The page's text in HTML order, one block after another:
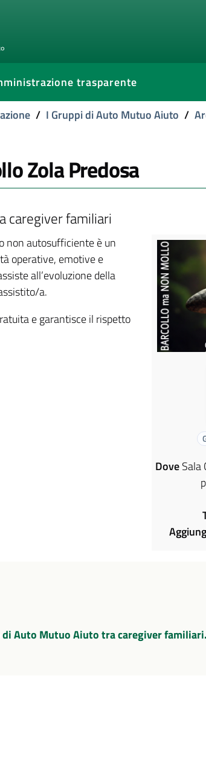
trasparente
/ I Gruppi di Auto Mutuo Aiuto /
Zola Predosa
caregiver familiari
Dove Sala
non autosufficiente è un
operative, emotive e
all’evoluzione della
a.
e garantisce il rispetto
Auto Mutuo Aiuto tra caregiver